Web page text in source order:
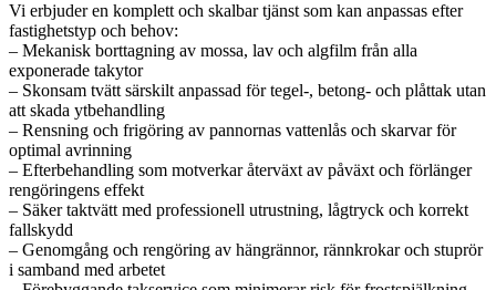
Vi erbjuder en komplett och skalbar tjänst som kan anpassas efter
fastighetstyp och behov:
– Mekanisk borttagning av mossa, lav och algfilm från alla
exponerade takytor
– Skonsam tvätt särskilt anpassad för tegel-, betong- och plåttak utan
att skada ytbehandling
– Rensning och frigöring av pannornas vattenlås och skarvar för
optimal avrinning
– Efterbehandling som motverkar återväxt av påväxt och förlänger
rengöringens effekt
– Säker taktvätt med professionell utrustning, lågtryck och korrekt
fallskydd
– Genomgång och rengöring av hängrännor, rännkrokar och stuprör
i samband med arbetet